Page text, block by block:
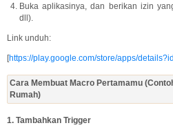
Buka aplikasinya, dan berikan izin
dll).
Link unduh:
[https://play.google.com/store/apps/
Cara Membuat Macro Pertamamu
Rumah)
1. Tambahkan Trigger